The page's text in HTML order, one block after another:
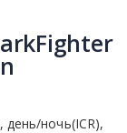
ночь(ICR),